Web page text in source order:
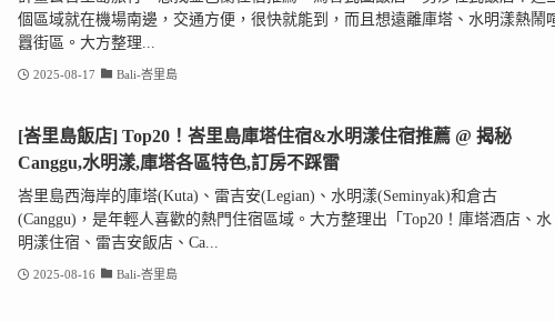
個區域就在機場南邊，交通方便，很快就能到，而且想遠離庫塔、水明漾熱鬧
囂街區。大方整理...
2025-08-17 Bali-峇里島
[峇里島飯店] Top20！峇里島庫塔住宿&水明漾住宿推薦 @ 揭秘
Canggu,水明漾,庫塔各區特色,訂房不踩雷
峇里島西海岸的庫塔(Kuta)、雷吉安(Legian)、水明漾(Seminyak)和倉古
(Canggu)，是年輕人喜歡的熱門住宿區域。大方整理出「Top20！庫塔酒店、水
明漾住宿、雷吉安飯店、Ca...
2025-08-16 Bali-峇里島